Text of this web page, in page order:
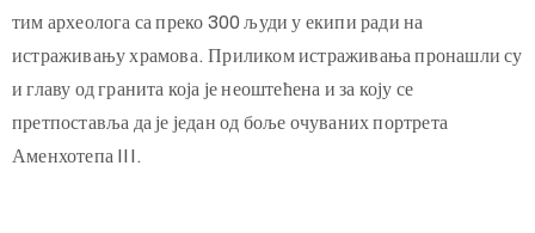
тим археолога са преко 300 људи у екипи ради на
истраживању храмова. Приликом истраживања пронашли су
и главу од гранита која је неоштећена и за коју се
претпоставља да је један од боље очуваних портрета
Аменхотепа III.